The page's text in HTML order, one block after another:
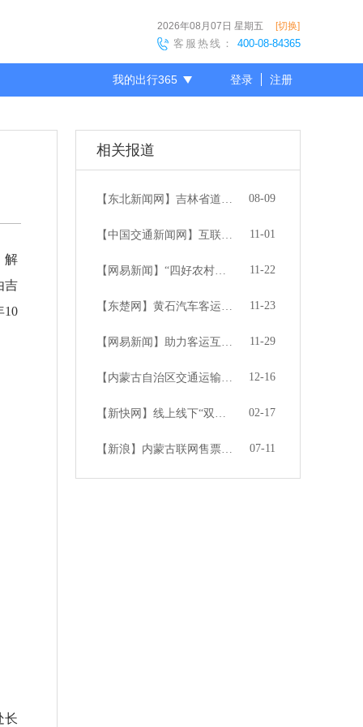
2026年08月07日 星期五 [切换]
客服热线： 400-08-84365
我的出行365 登录 注册
解
吉
10
长
相关报道
【东北新闻网】吉林省道路客运联网售票系统培训班圆满召开 08-09
【中国交通新闻网】互联改变客运 ——联网售票促进道路客运转型升级 11-01
【网易新闻】“四好农村路”运输服务工作现场会在湖北召开 联网售票工作获得高度赞许 11-22
【东楚网】黄石汽车客运站多渠道联网售票10月份网售量位居全省第一 11-23
【网易新闻】助力客运互联网+转型升级 盛威时代亮相道协年会 11-29
【内蒙古自治区交通运输管理局】内蒙古道路客运联网售票 助力客运行业迎来信息化新时代 12-16
【新快网】线上线下“双管齐下”，看Bus365如何打通联网售票市场的“任督二脉” 02-17
【新浪】内蒙古联网售票系统信息化培训交流会成功召开 07-11